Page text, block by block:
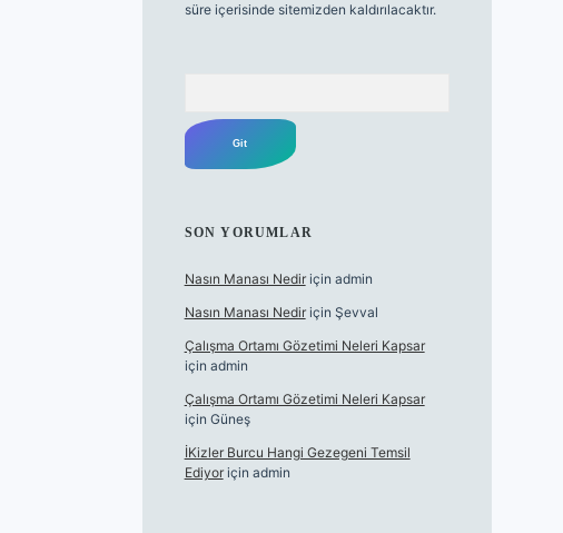
süre içerisinde sitemizden kaldırılacaktır.
SON YORUMLAR
Nasın Manası Nediriçin admin
Nasın Manası Nediriçin Şevval
Çalışma Ortamı Gözetimi Neleri Kapsar
için admin
Çalışma Ortamı Gözetimi Neleri Kapsar
için Güneş
İKizler Burcu Hangi Gezegeni Temsil
Ediyoriçin admin